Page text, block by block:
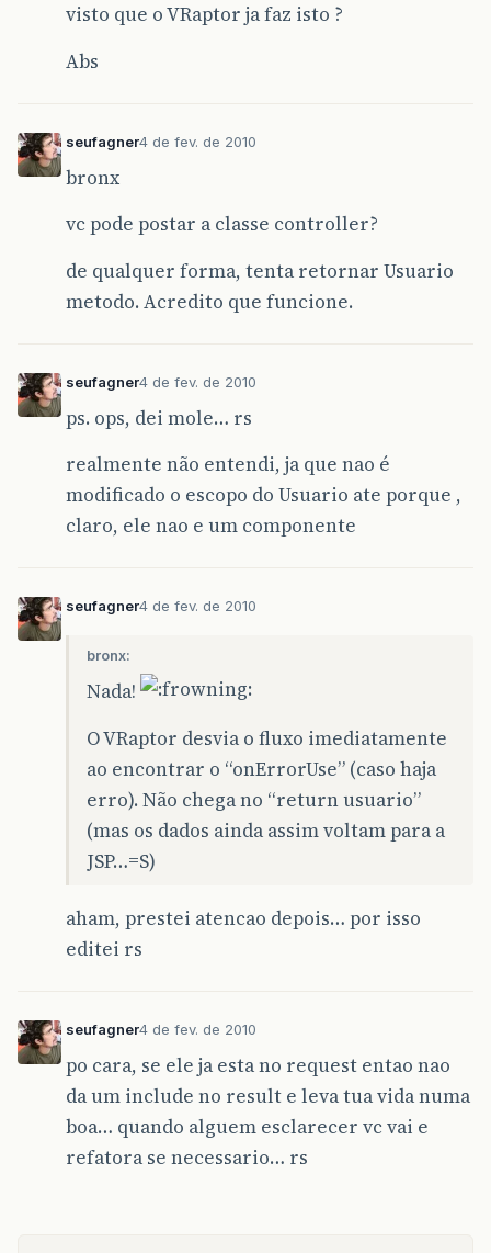
visto que o VRaptor ja faz isto ?
Abs
seufagner4 de fev. de 2010
bronx
vc pode postar a classe controller?
de qualquer forma, tenta retornar Usuario
metodo. Acredito que funcione.
seufagner4 de fev. de 2010
ps. ops, dei mole… rs
realmente não entendi, ja que nao é
modificado o escopo do Usuario ate porque ,
claro, ele nao e um componente
seufagner4 de fev. de 2010
bronx:
Nada!
O VRaptor desvia o fluxo imediatamente
ao encontrar o “onErrorUse” (caso haja
erro). Não chega no “return usuario”
(mas os dados ainda assim voltam para a
JSP…=S)
aham, prestei atencao depois… por isso
editei rs
seufagner4 de fev. de 2010
po cara, se ele ja esta no request entao nao
da um include no result e leva tua vida numa
boa… quando alguem esclarecer vc vai e
refatora se necessario… rs